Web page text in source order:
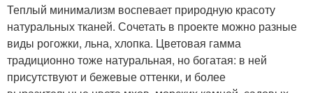
Теплый минимализм воспевает природную красоту
натуральных тканей. Сочетать в проекте можно разные
виды рогожки, льна, хлопка. Цветовая гамма
традиционно тоже натуральная, но богатая: в ней
присутствуют и бежевые оттенки, и более